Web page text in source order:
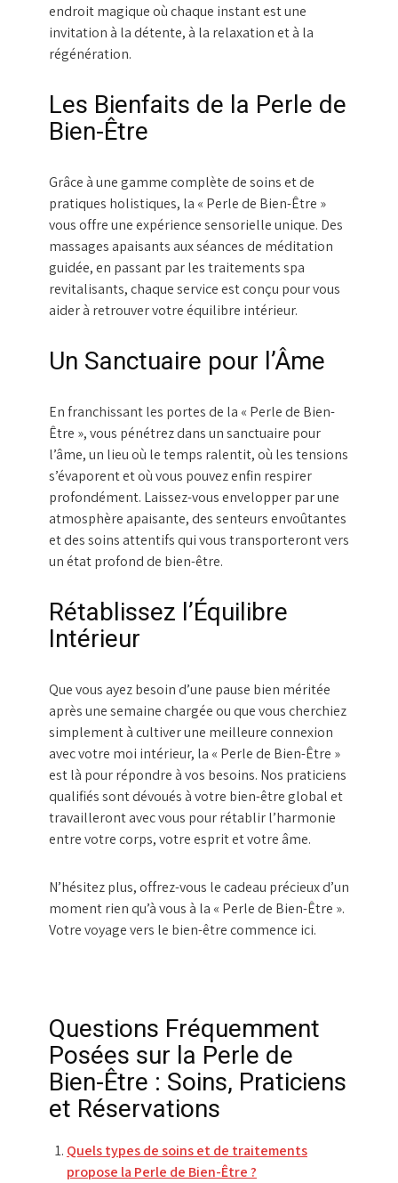
endroit magique où chaque instant est une
invitation à la détente, à la relaxation et à la
régénération.
Les Bienfaits de la Perle de
Bien-Être
Grâce à une gamme complète de soins et de
pratiques holistiques, la « Perle de Bien-Être »
vous offre une expérience sensorielle unique. Des
massages apaisants aux séances de méditation
guidée, en passant par les traitements spa
revitalisants, chaque service est conçu pour vous
aider à retrouver votre équilibre intérieur.
Un Sanctuaire pour l’Âme
En franchissant les portes de la « Perle de Bien-
Être », vous pénétrez dans un sanctuaire pour
l’âme, un lieu où le temps ralentit, où les tensions
s’évaporent et où vous pouvez enfin respirer
profondément. Laissez-vous envelopper par une
atmosphère apaisante, des senteurs envoûtantes
et des soins attentifs qui vous transporteront vers
un état profond de bien-être.
Rétablissez l’Équilibre
Intérieur
Que vous ayez besoin d’une pause bien méritée
après une semaine chargée ou que vous cherchiez
simplement à cultiver une meilleure connexion
avec votre moi intérieur, la « Perle de Bien-Être »
est là pour répondre à vos besoins. Nos praticiens
qualifiés sont dévoués à votre bien-être global et
travailleront avec vous pour rétablir l’harmonie
entre votre corps, votre esprit et votre âme.
N’hésitez plus, offrez-vous le cadeau précieux d’un
moment rien qu’à vous à la « Perle de Bien-Être ».
Votre voyage vers le bien-être commence ici.
Questions Fréquemment
Posées sur la Perle de
Bien-Être : Soins, Praticiens
et Réservations
Quels types de soins et de traitements
propose la Perle de Bien-Être ?